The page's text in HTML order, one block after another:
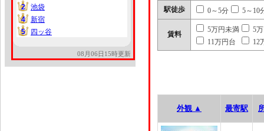
2
2
池袋
4
4
新宿
5
5 四ッ谷
08月06日15時更新
駅徒歩 0～5分 5～10
賃料
5万円未満
5
11万円台
12
外観 ▲ 最寄駅